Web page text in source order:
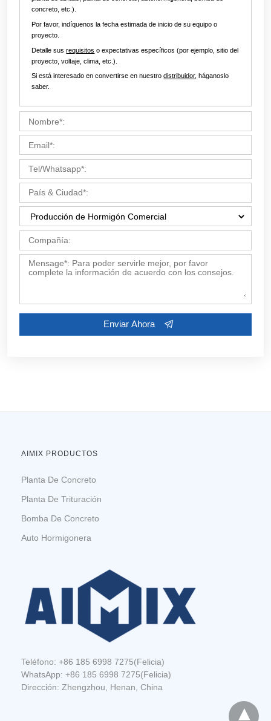
Personaliza Sus Soluciones
Contáctenos ahora por Email:
group.com, o complete el formulario a continuación.
AIMIX PRODUCTOS
Planta De Concreto
Planta De Trituración
Bomba De Concreto
Auto Hormigonera
Teléfono: +86 185 6998 7275(Felicia)
WhatsApp: +86 185 6998 7275(Felicia)
Dirección: Zhengzhou, Henan, China